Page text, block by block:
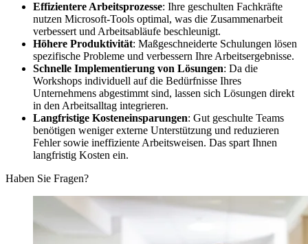
Effizientere Arbeitsprozesse: Ihre geschulten Fachkräfte
nutzen Microsoft-Tools optimal, was die Zusammenarbeit
verbessert und Arbeitsabläufe beschleunigt.
Höhere Produktivität: Maßgeschneiderte Schulungen lösen
spezifische Probleme und verbessern Ihre Arbeitsergebnisse.
Schnelle Implementierung von Lösungen: Da die
Workshops individuell auf die Bedürfnisse Ihres
Unternehmens abgestimmt sind, lassen sich Lösungen direkt
in den Arbeitsalltag integrieren.
Langfristige Kosteneinsparungen: Gut geschulte Teams
benötigen weniger externe Unterstützung und reduzieren
Fehler sowie ineffiziente Arbeitsweisen. Das spart Ihnen
langfristig Kosten ein.
Haben Sie Fragen?